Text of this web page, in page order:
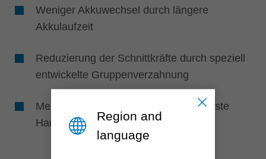
Weniger Akkuwechsel durch längere
Akkulaufzeit
Reduzierung der Schnittkräfte durch speziell
entwickelte Gruppenverzahnung
Mehr Sägeschnitte durch verschleißfeste
Hartmetallsorte
Region and
language